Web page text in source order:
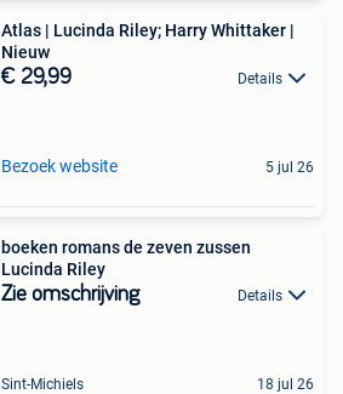
Atlas | Lucinda Riley; Harry Whittaker |
Nieuw
€ 29,99 Details
Bezoek website 5 jul 26
boeken romans de zeven zussen
Lucinda Riley
Zie omschrijving Details
Sint-Michiels 18 jul 26